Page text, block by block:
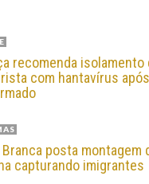
recomenda
com hantavírus
Branca posta montagem
capturando imigrantes